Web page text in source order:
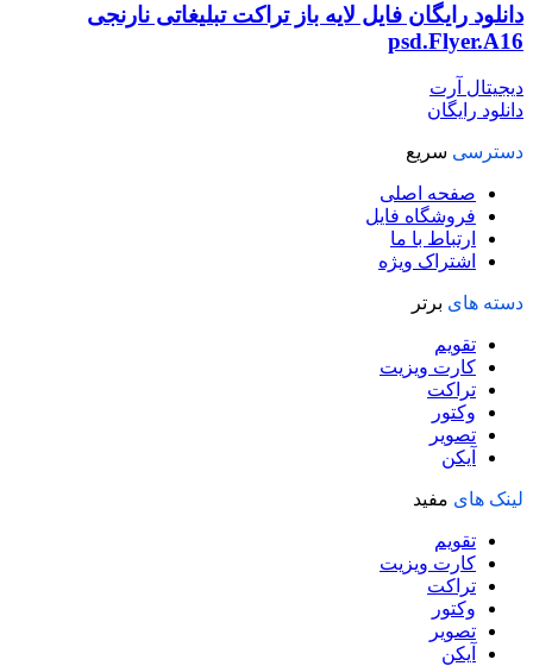
دانلود رایگان فایل لایه باز تراکت تبلیغاتی نارنجی
psd.Flyer.A16
دیجیتال آرت
دانلود رایگان
دسترسی سریع
صفحه اصلی
فروشگاه فایل
ارتباط با ما
اشتراک ویژه
دسته های برتر
تقویم
کارت ویزیت
تراکت
وکتور
تصویر
آیکن
لینک های مفید
تقویم
کارت ویزیت
تراکت
وکتور
تصویر
آیکن